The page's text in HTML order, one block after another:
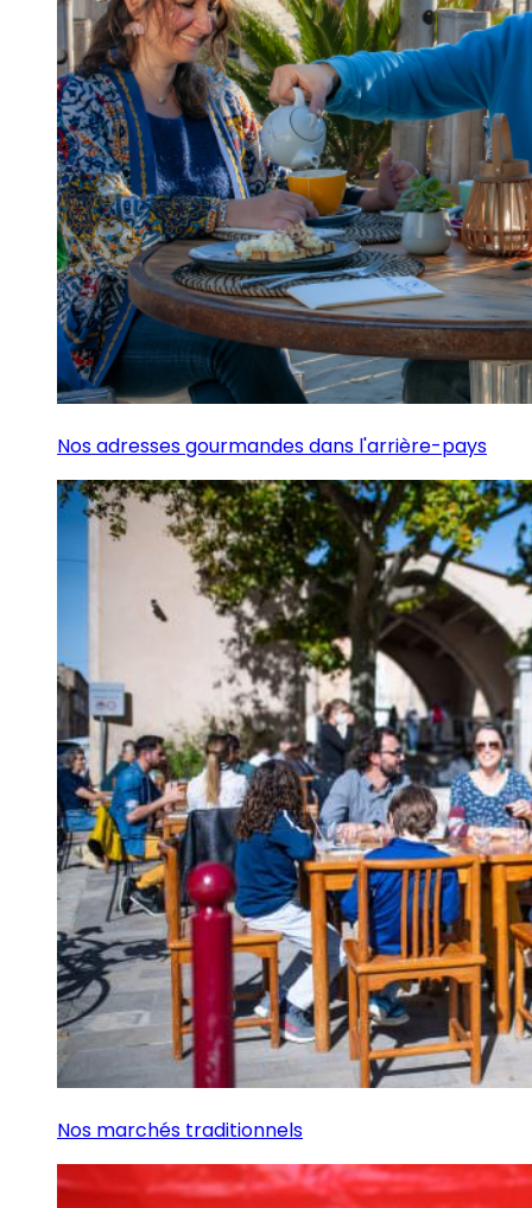
Nos adresses gourmandes dans l'arrière-pays
Nos marchés traditionnels